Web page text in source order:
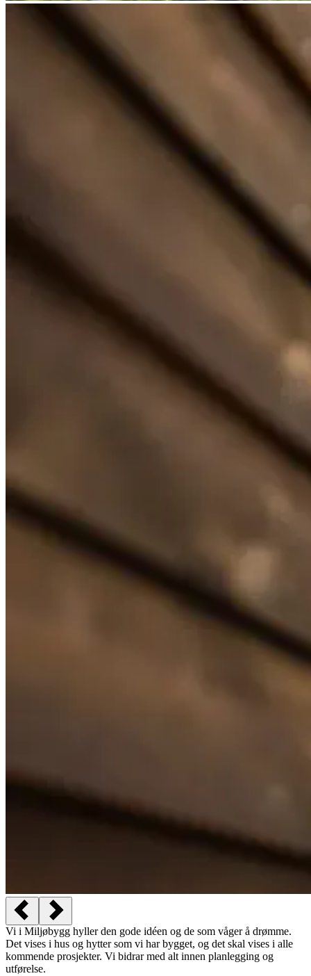
Vi i Miljøbygg hyller den gode idéen og de som våger å drømme.
Det vises i hus og hytter som vi har bygget, og det skal vises i alle
kommende prosjekter. Vi bidrar med alt innen planlegging og
utførelse.